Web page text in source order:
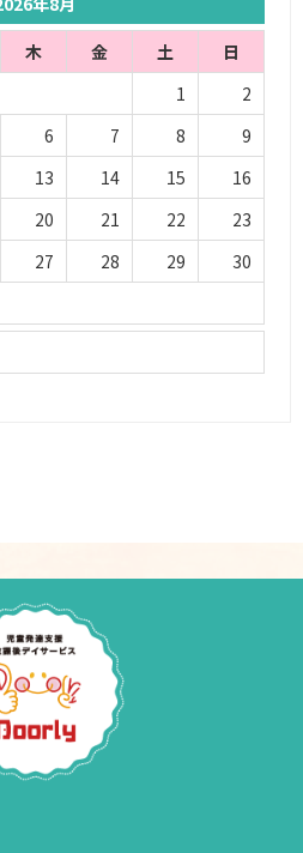
木 金 土
日
1
2
6 7 8
9
13 14 15
16
20 21 22
23
27 28 29
30